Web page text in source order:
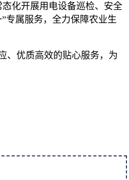
化开展用电设备巡检、安全
专属服务，全力保障农业生
、优质高效的贴心服务，为